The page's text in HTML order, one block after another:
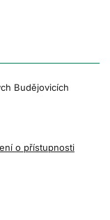
Budějovicích
o přístupnosti